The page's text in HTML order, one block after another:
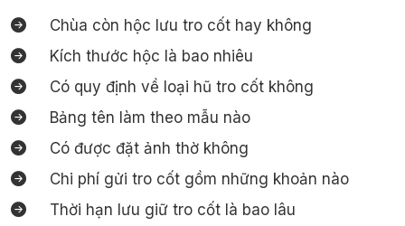
Chùa còn hộc lưu tro cốt hay không
Kích thước hộc là bao nhiêu
Có quy định về loại hũ tro cốt không
Bảng tên làm theo mẫu nào
Có được đặt ảnh thờ không
Chi phí gửi tro cốt gồm những khoản nào
Thời hạn lưu giữ tro cốt là bao lâu